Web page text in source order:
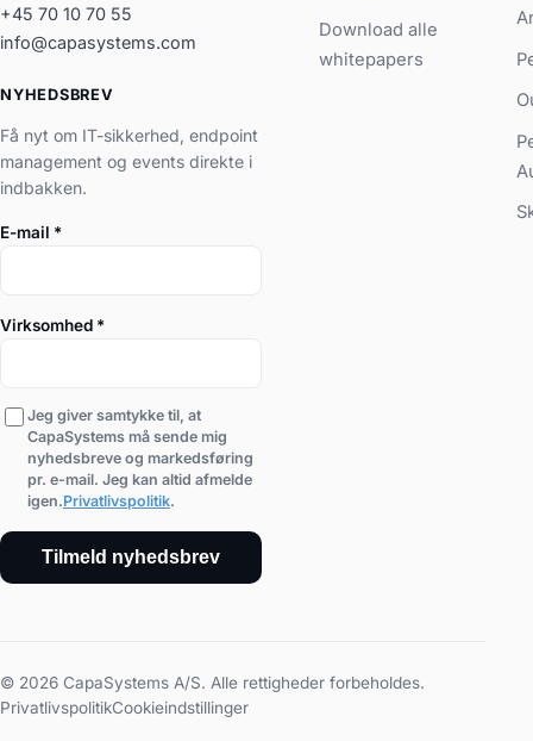
+45 70 10 70 55
info@capasystems.com
NYHEDSBREV
Få nyt om IT-sikkerhed, endpoint
management og events direkte i
indbakken.
E-mail *
Virksomhed *
Jeg giver samtykke til, at
CapaSystems må sende mig
nyhedsbreve og markedsføring
pr. e-mail. Jeg kan altid afmelde
igen.Privatlivspolitik.
Tilmeld nyhedsbrev
Download alle
whitepapers
© 2026 CapaSystems A/S. Alle rettigheder forbeholdes.
PrivatlivspolitikCookieindstillinger